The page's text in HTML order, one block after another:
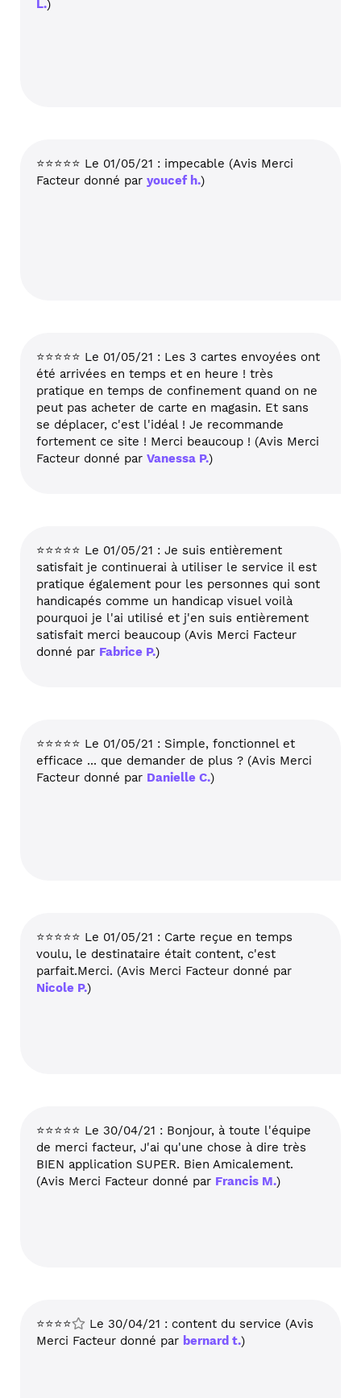
L.)
⭐⭐⭐⭐⭐ Le 01/05/21 : impecable (Avis Merci
Facteur donné par youcef h.)
⭐⭐⭐⭐⭐ Le 01/05/21 : Les 3 cartes envoyées ont
été arrivées en temps et en heure ! très
pratique en temps de confinement quand on ne
peut pas acheter de carte en magasin. Et sans
se déplacer, c'est l'idéal ! Je recommande
fortement ce site ! Merci beaucoup ! (Avis Merci
Facteur donné par Vanessa P.)
⭐⭐⭐⭐⭐ Le 01/05/21 : Je suis entièrement
satisfait je continuerai à utiliser le service il est
pratique également pour les personnes qui sont
handicapés comme un handicap visuel voilà
pourquoi je l'ai utilisé et j'en suis entièrement
satisfait merci beaucoup (Avis Merci Facteur
donné par Fabrice P.)
⭐⭐⭐⭐⭐ Le 01/05/21 : Simple, fonctionnel et
efficace ... que demander de plus ? (Avis Merci
Facteur donné par Danielle C.)
⭐⭐⭐⭐⭐ Le 01/05/21 : Carte reçue en temps
voulu, le destinataire était content, c'est
parfait.Merci. (Avis Merci Facteur donné par
Nicole P.)
⭐⭐⭐⭐⭐ Le 30/04/21 : Bonjour, à toute l'équipe
de merci facteur, J'ai qu'une chose à dire très
BIEN application SUPER. Bien Amicalement.
(Avis Merci Facteur donné par Francis M.)
⭐⭐⭐⭐
Le 30/04/21 : content du service (Avis
Merci Facteur donné par bernard t.)